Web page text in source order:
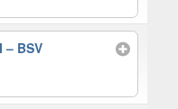
– BSV